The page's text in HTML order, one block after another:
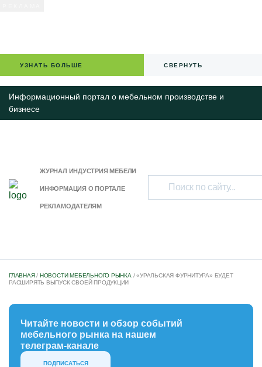
УЗНАТЬ БОЛЬШЕ СВЕРНУТЬ
Информационный портал о мебельном производстве и
бизнесе
ЖУРНАЛ ИНДУСТРИЯ МЕБЕЛИ
ИНФОРМАЦИЯ О ПОРТАЛЕ
РЕКЛАМОДАТЕЛЯМ
ГЛАВНАЯ/ НОВОСТИ МЕБЕЛЬНОГО РЫНКА /«УРАЛЬСКАЯ ФУРНИТУРА» БУДЕТ
РАСШИРЯТЬ ВЫПУСК СВОЕЙ ПРОДУКЦИИ
Читайте новости и обзор событий
мебельного рынка на нашем
телеграм-канале
ПОДПИСАТЬСЯ